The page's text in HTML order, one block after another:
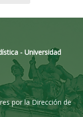
- Universidad
por la Dirección de